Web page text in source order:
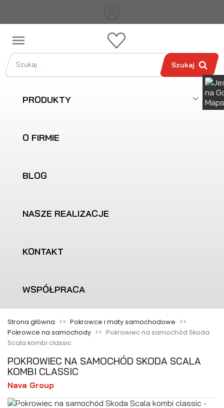

Szukaj
PRODUKTY
O FIRMIE
BLOG
NASZE REALIZACJE
KONTAKT
WSPÓŁPRACA
Strona główna
Pokrowce i maty samochodowe
Pokrowce na samochody
Pokrowiec na samochód Skoda
Scala kombi classic
POKROWIEC NA SAMOCHÓD SKODA SCALA
KOMBI CLASSIC
Nava Group